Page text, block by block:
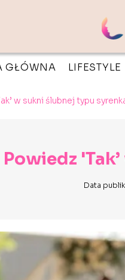
GŁÓWNA LIFESTYLE
w sukni ślubnej typu
Powiedz
Data